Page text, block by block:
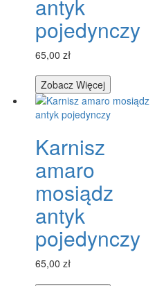
antyk
pojedynczy
65,00 zł
Zobacz Więcej
Karnisz
amaro
mosiądz
antyk
pojedynczy
65,00 zł